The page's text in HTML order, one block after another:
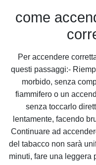
come
Per accendere
questi passaggi:-
morbido, senza
fiammifero o un
senza toccarlo
lentamente, facendo
Continuare ad
del tabacco non sarà
minuti, fare una leggera